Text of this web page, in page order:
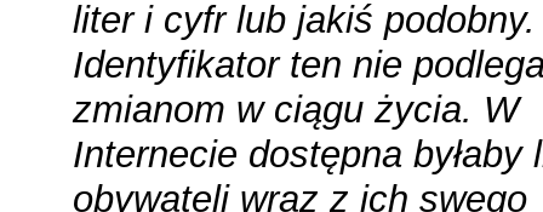
liter i cyfr lub jakiś podobny.
Identyfikator ten nie
zmianom w ciągu życia. W
Internecie dostępna byłaby
obywateli wraz z ich swego